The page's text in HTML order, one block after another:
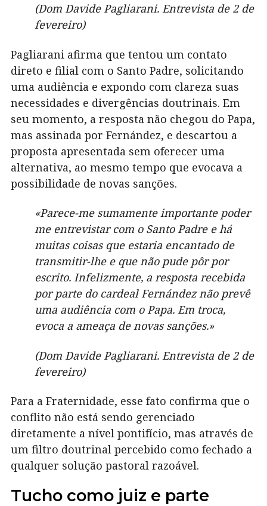
(Dom Davide Pagliarani. Entrevista de 2 de
fevereiro)
Pagliarani afirma que tentou um contato
direto e filial com o Santo Padre, solicitando
uma audiência e expondo com clareza suas
necessidades e divergências doutrinais. Em
seu momento, a resposta não chegou do Papa,
mas assinada por Fernández, e descartou a
proposta apresentada sem oferecer uma
alternativa, ao mesmo tempo que evocava a
possibilidade de novas sanções.
«Parece-me sumamente importante poder
me entrevistar com o Santo Padre e há
muitas coisas que estaria encantado de
transmitir-lhe e que não pude pôr por
escrito. Infelizmente, a resposta recebida
por parte do cardeal Fernández não prevê
uma audiência com o Papa. Em troca,
evoca a ameaça de novas sanções.»
(Dom Davide Pagliarani. Entrevista de 2 de
fevereiro)
Para a Fraternidade, esse fato confirma que o
conflito não está sendo gerenciado
diretamente a nível pontifício, mas através de
um filtro doutrinal percebido como fechado a
qualquer solução pastoral razoável.
Tucho como juiz e parte